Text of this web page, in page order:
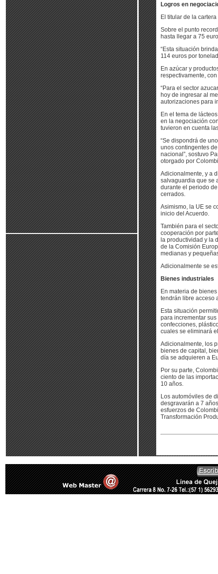
Logros en
El titular de la
Sobre el punto
hasta llegar a 75
“Esta situación
114 euros por
En azúcar y
respectivamente,
“Para el sector
hoy de ingresar al
autorizaciones para
En el tema de
en la negociación
tuvieron en cuenta
“Se dispondrá de
unos contingentes
nacional”, sostuvo
otorgado por
Adicionalmente, y a
salvaguardia que se
durante el periodo
cerrados.
Asimismo, la UE se
inicio del Acuerdo.
También para el
cooperación por
la productividad y la
de la Comisión
medianas y
Adicionalmente se
Bienes industriales
En materia de
tendrán libre acceso
Esta situación
para incrementar
confecciones,
cuales se eliminará
Adicionalmente, los
bienes de capital,
día se adquieren a
Por su parte,
ciento de las
10 años.
Los automóviles de
desgravarán a 7
esfuerzos de
Transformación